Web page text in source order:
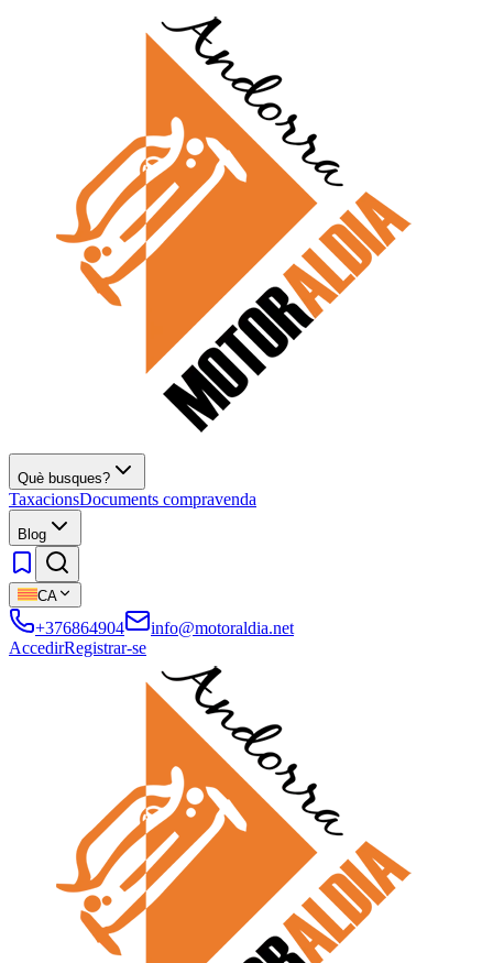
Què busques?
TaxacionsDocuments compravenda
Blog
CA
+376864904
info@motoraldia.net
AccedirRegistrar-se